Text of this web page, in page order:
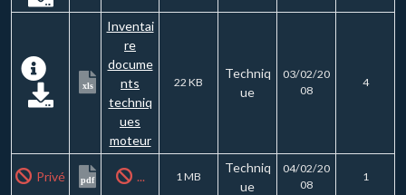
xls
Inventai
re
docume
nts
techniq
ues
moteur
22 KB
Techniq
ue
03/02/20
08
4
Privé pdf ... 1 MB
Techniq
ue
04/02/20
08
1